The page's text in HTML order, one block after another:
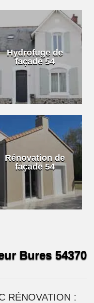
Hydrofuge de
façade 54
Rénovation de
façade 54
Bures 54370
RÉNOVATION :